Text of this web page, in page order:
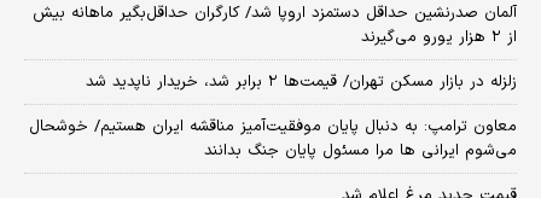
آلمان صدرنشین حداقل دستمزد اروپا شد/ کارگران حداقل‌بگیر ماهانه بیش
از ۲ هزار یورو می‌گیرند
زلزله در بازار مسکن تهران/ قیمت‌ها ۲ برابر شد، خریدار ناپدید شد
معاون ترامپ: به دنبال پایان موفقیت‌آمیز مناقشه ایران هستیم/ خوشحال
می‌شوم ایرانی ها مرا مسئول پایان جنگ بدانند